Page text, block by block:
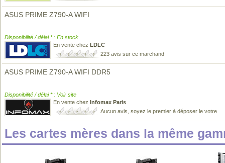
ASUS PRIME Z790-A WIFI
Disponibilité / délai * : En stock
En vente chez LDLC
223 avis sur ce marchand
ASUS PRIME Z790-A WIFI DDR5
Disponibilité / délai * : Voir site
En vente chez Infomax Paris
Aucun avis, soyez le premier à déposer le votre
Les cartes mères dans la même